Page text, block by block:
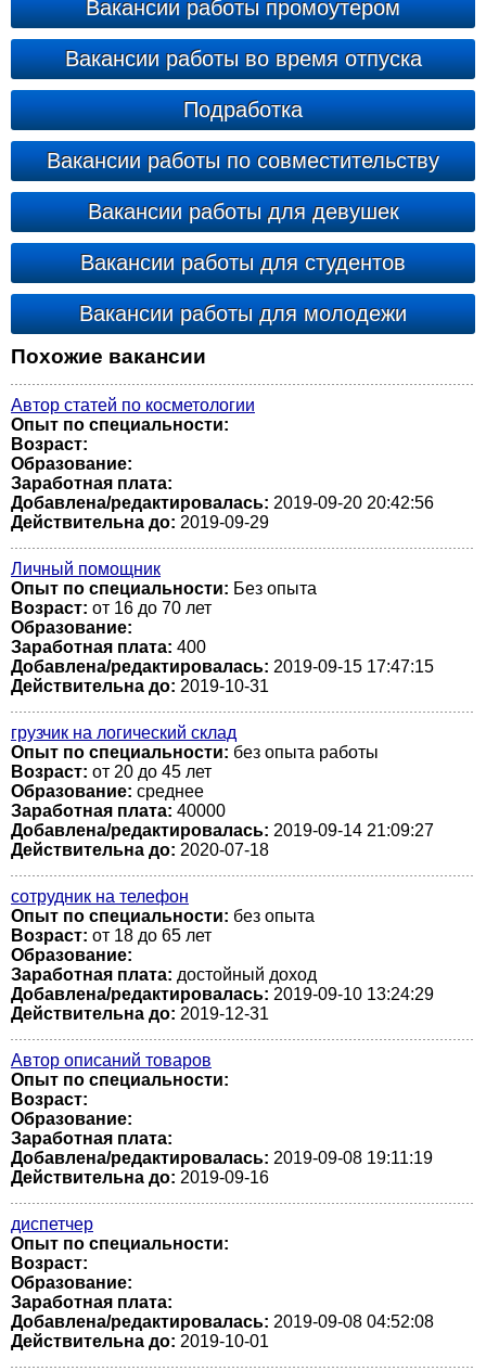
Вакансии работы промоутером
Вакансии работы во время отпуска
Подработка
Вакансии работы по совместительству
Вакансии работы для девушек
Вакансии работы для студентов
Вакансии работы для молодежи
Похожие вакансии
Автор статей по косметологии
Опыт по специальности:
Возраст:
Образование:
Заработная плата:
Добавлена/редактировалась: 2019-09-20 20:42:56
Действительна до: 2019-09-29
Личный помощник
Опыт по специальности: Без опыта
Возраст: от 16 до 70 лет
Образование:
Заработная плата: 400
Добавлена/редактировалась: 2019-09-15 17:47:15
Действительна до: 2019-10-31
грузчик на логический склад
Опыт по специальности: без опыта работы
Возраст: от 20 до 45 лет
Образование: среднее
Заработная плата: 40000
Добавлена/редактировалась: 2019-09-14 21:09:27
Действительна до: 2020-07-18
сотрудник на телефон
Опыт по специальности: без опыта
Возраст: от 18 до 65 лет
Образование:
Заработная плата: достойный доход
Добавлена/редактировалась: 2019-09-10 13:24:29
Действительна до: 2019-12-31
Автор описаний товаров
Опыт по специальности:
Возраст:
Образование:
Заработная плата:
Добавлена/редактировалась: 2019-09-08 19:11:19
Действительна до: 2019-09-16
диспетчер
Опыт по специальности:
Возраст:
Образование:
Заработная плата:
Добавлена/редактировалась: 2019-09-08 04:52:08
Действительна до: 2019-10-01